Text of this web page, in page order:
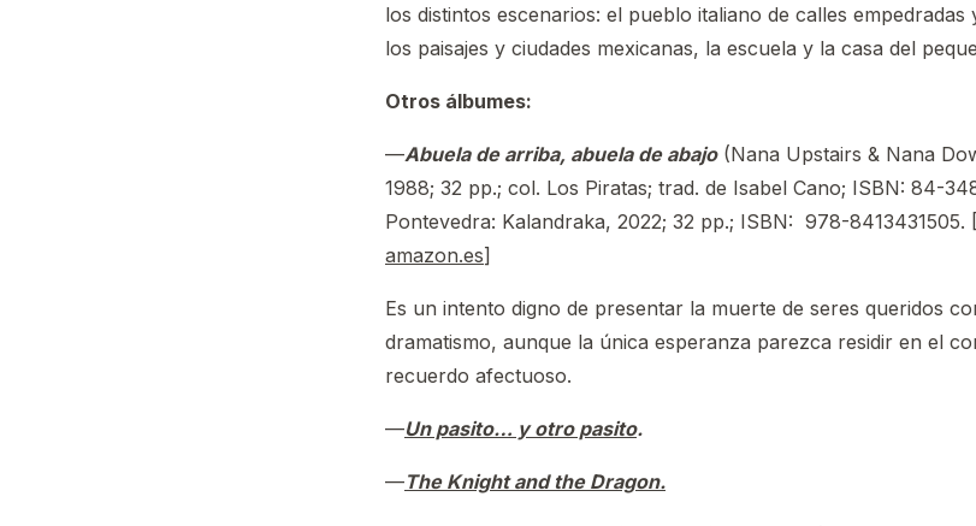
los distintos escenarios: el pueblo italiano de calles
los paisajes y ciudades mexicanas, la escuela y la casa del
Otros álbumes:
—Abuela de arriba, abuela de abajo(Nana Upstairs & Nana
1988; 32 pp.; col. Los Piratas; trad. de Isabel Cano; ISBN: 84-
Pontevedra: Kalandraka, 2022; 32 pp.; ISBN: ‎ 978-8413431505. [
amazon.es]
Es un intento digno de presentar la muerte de seres queridos
dramatismo, aunque la única esperanza parezca residir en el
recuerdo afectuoso.
—Un pasito… y otro pasito.
—The Knight and the Dragon.